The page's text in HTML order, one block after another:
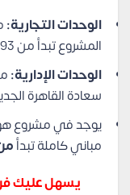
الوحدات التجارية:
المشروع تبدأ من 93 متر مربع.
الوحدات الإدارية:
سعادة القاهرة الجديدة تبدأ من
يوجد في مشروع
مباني كاملة تبدأمن 1,200 إلى
يسهل عليك